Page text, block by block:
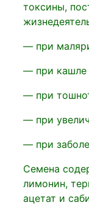
токсины,
— при
— при кашле
— при
— при
— при
Семена
лимонин,
ацетат и